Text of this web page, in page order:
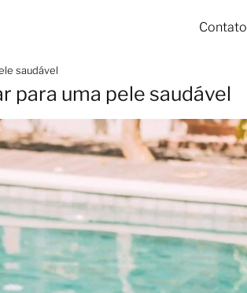
Contato
saudável
para uma pele saudável